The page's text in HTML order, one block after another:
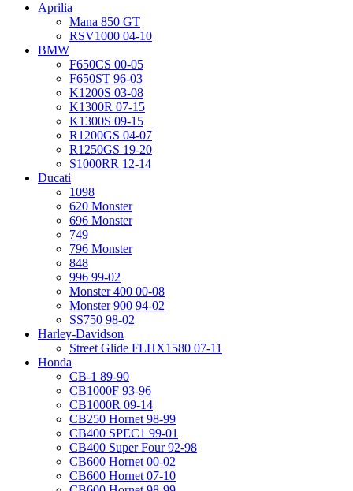
Aprilia
Mana 850 GT
RSV1000 04-10
BMW
F650CS 00-05
F650ST 96-03
K1200S 03-08
K1300R 07-15
K1300S 09-15
R1200GS 04-07
R1250GS 19-20
S1000RR 12-14
Ducati
1098
620 Monster
696 Monster
749
796 Monster
848
996 99-02
Monster 400 00-08
Monster 900 94-02
SS750 98-02
Harley-Davidson
Street Glide FLHX1580 07-11
Honda
CB-1 89-90
CB1000F 93-96
CB1000R 09-14
CB250 Hornet 98-99
CB400 SPEC1 99-01
CB400 Super Four 92-98
CB600 Hornet 00-02
CB600 Hornet 07-10